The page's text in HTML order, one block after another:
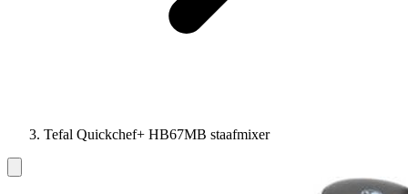
Tefal Quickchef+ HB67MB staafmixer